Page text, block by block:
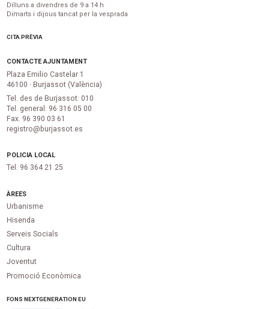
Dilluns a divendres de 9 a 14 h
Dimarts i dijous tancat per la vesprada
CITA PRÈVIA
CONTACTE AJUNTAMENT
Plaza Emilio Castelar 1
46100 · Burjassot (València)
Tel. des de Burjassot: 010
Tel. general: 96 316 05 00
Fax. 96 390 03 61
registro@burjassot.es
POLICIA LOCAL
Tel. 96 364 21 25
ÀREES
Urbanisme
Hisenda
Serveis Socials
Cultura
Joventut
Promoció Econòmica
FONS NEXTGENERATION EU